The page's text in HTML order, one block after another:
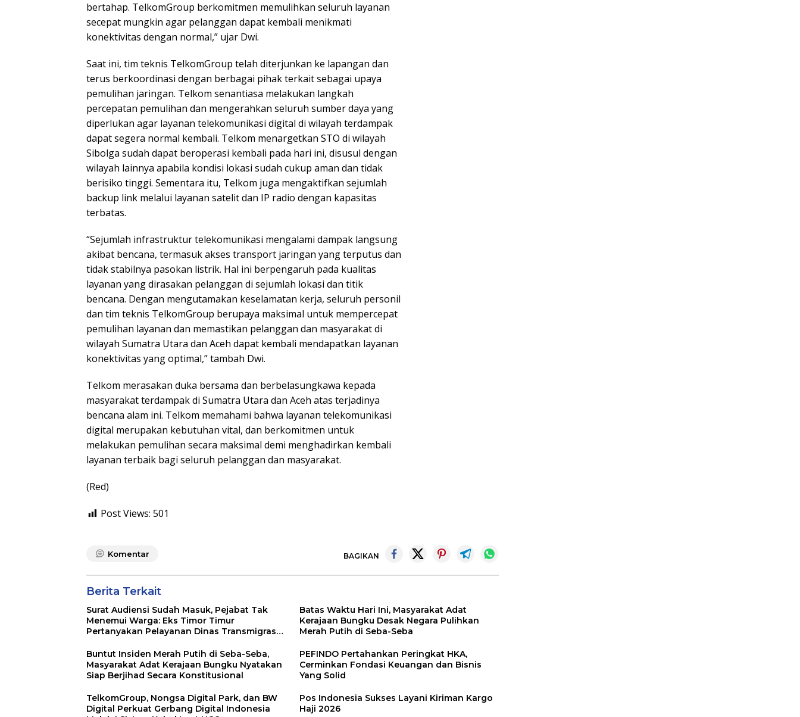
bertahap. TelkomGroup berkomitmen memulihkan seluruh layanan
secepat mungkin agar pelanggan dapat kembali menikmati
konektivitas dengan normal,” ujar Dwi.
Saat ini, tim teknis TelkomGroup telah diterjunkan ke lapangan dan
terus berkoordinasi dengan berbagai pihak terkait sebagai upaya
pemulihan jaringan. Telkom senantiasa melakukan langkah
percepatan pemulihan dan mengerahkan seluruh sumber daya yang
diperlukan agar layanan telekomunikasi digital di wilayah terdampak
dapat segera normal kembali. Telkom menargetkan STO di wilayah
Sibolga sudah dapat beroperasi kembali pada hari ini, disusul dengan
wilayah lainnya apabila kondisi lokasi sudah cukup aman dan tidak
berisiko tinggi. Sementara itu, Telkom juga mengaktifkan sejumlah
backup link melalui layanan satelit dan IP radio dengan kapasitas
terbatas.
“Sejumlah infrastruktur telekomunikasi mengalami dampak langsung
akibat bencana, termasuk akses transport jaringan yang terputus dan
tidak stabilnya pasokan listrik. Hal ini berpengaruh pada kualitas
layanan yang dirasakan pelanggan di sejumlah lokasi dan titik
bencana. Dengan mengutamakan keselamatan kerja, seluruh personil
dan tim teknis TelkomGroup berupaya maksimal untuk mempercepat
pemulihan layanan dan memastikan pelanggan dan masyarakat di
wilayah Sumatra Utara dan Aceh dapat kembali mendapatkan layanan
konektivitas yang optimal,” tambah Dwi.
Telkom merasakan duka bersama dan berbelasungkawa kepada
masyarakat terdampak di Sumatra Utara dan Aceh atas terjadinya
bencana alam ini. Telkom memahami bahwa layanan telekomunikasi
digital merupakan kebutuhan vital, dan berkomitmen untuk
melakukan pemulihan secara maksimal demi menghadirkan kembali
layanan terbaik bagi seluruh pelanggan dan masyarakat.
(Red)
Post Views: 501
Komentar BAGIKAN
Berita Terkait
Surat Audiensi Sudah Masuk, Pejabat Tak
Menemui Warga: Eks Timor Timur
Pertanyakan Pelayanan Dinas Transmigrasi
Batas Waktu Hari Ini, Masyarakat Adat
Kerajaan Bungku Desak Negara Pulihkan
Merah Putih di Seba-Seba
Buntut Insiden Merah Putih di Seba-Seba,
Masyarakat Adat Kerajaan Bungku Nyatakan
Siap Berjihad Secara Konstitusional
PEFINDO Pertahankan Peringkat HKA,
Cerminkan Fondasi Keuangan dan Bisnis
Yang Solid
TelkomGroup, Nongsa Digital Park, dan BW
Digital Perkuat Gerbang Digital Indonesia
Pos Indonesia Sukses Layani Kiriman Kargo
Haji 2026